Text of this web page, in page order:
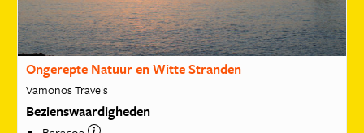
Ongerepte Natuur en Witte Stranden
Vamonos Travels
Bezienswaardigheden